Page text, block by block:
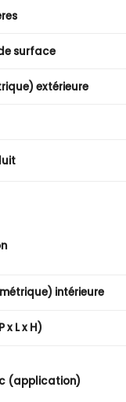
surface
extérieure
intérieure
x L x H)
(application)